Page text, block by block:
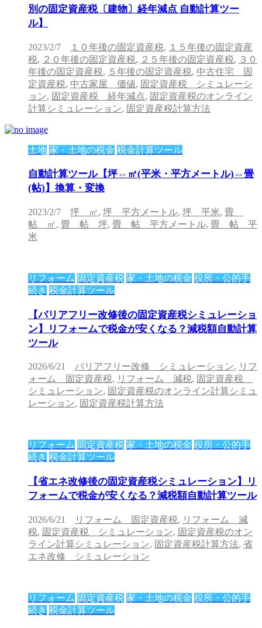
別の固定資産税〔建物〕経年減点 自動計算ツー
ル】
2023/2/7 １０年後の固定資産税, １５年後の固定資産
税, ２０年後の固定資産税, ２５年後の固定資産税, ３０
年後の固定資産税, ５年後の固定資産税, 中古住宅 固
定資産税, 中古家屋 価値, 固定資産税 シミュレーシ
ョン, 固定資産税 経年減点, 固定資産税のオンライン
計算シミュレーション, 固定資産税計算方法
土地 家・土地の税金 税金計算ツール
自動計算ツール【坪⇔㎡(平米・平方メートル)⇔畳
(帖)】換算・変換
2023/2/7 坪 ㎡, 坪 平方メートル, 坪 平米, 畳
帖 ㎡, 畳 帖 坪, 畳 帖 平方メートル, 畳 帖 平
米
リフォーム 固定資産税 家・土地の税金 役所・公的手
続き 税金計算ツール
【バリアフリー改修後の固定資産税シミュレーショ
ン】リフォームで税金が安くなる？減税額自動計算
ツール
2026/6/21 バリアフリー改修 シミュレーション, リフ
ォーム 固定資産税, リフォーム 減税, 固定資産税
シミュレーション, 固定資産税のオンライン計算シミュ
レーション, 固定資産税計算方法
リフォーム 固定資産税 家・土地の税金 役所・公的手
続き 税金計算ツール
【省エネ改修後の固定資産税シミュレーション】リ
フォームで税金が安くなる？減税額自動計算ツール
2026/6/21 リフォーム 固定資産税, リフォーム 減
税, 固定資産税 シミュレーション, 固定資産税のオン
ライン計算シミュレーション, 固定資産税計算方法, 省
エネ改修 シミュレーション
リフォーム 固定資産税 家・土地の税金 役所・公的手
続き 税金計算ツール